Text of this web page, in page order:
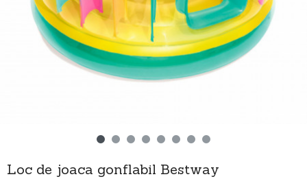
Loc de joaca gonflabil Bestway